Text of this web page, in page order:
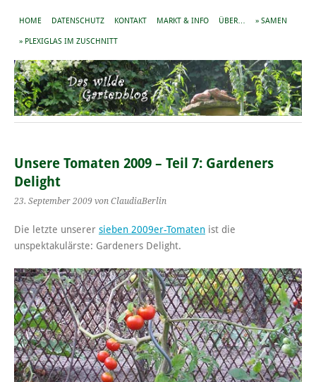
HOME DATENSCHUTZ KONTAKT MARKT & INFO ÜBER… » SAMEN
» PLEXIGLAS IM ZUSCHNITT
Unsere Tomaten 2009 – Teil 7: Gardeners
Delight
23. September 2009 von ClaudiaBerlin
Die letzte unserer sieben 2009er-Tomaten ist die
unspektakulärste: Gardeners Delight.